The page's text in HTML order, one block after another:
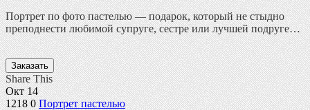
Портрет по фото пастелью — подарок, который не стыдно
преподнести любимой супруге, сестре или лучшей подруге…
Заказать
Share This
Окт 14
12180 Портрет пастелью